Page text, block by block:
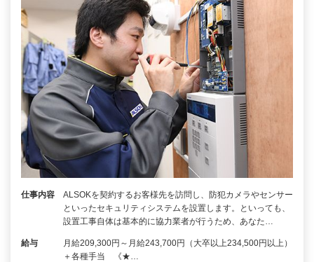
仕事内容
ALSOKを契約するお客様先を訪問し、防犯カメラやセンサー
といったセキュリティシステムを設置します。といっても、
設置工事自体は基本的に協力業者が行うため、あなた…
給与
月給209,300円～月給243,700円（大卒以上234,500円以上）
＋各種手当 《★…